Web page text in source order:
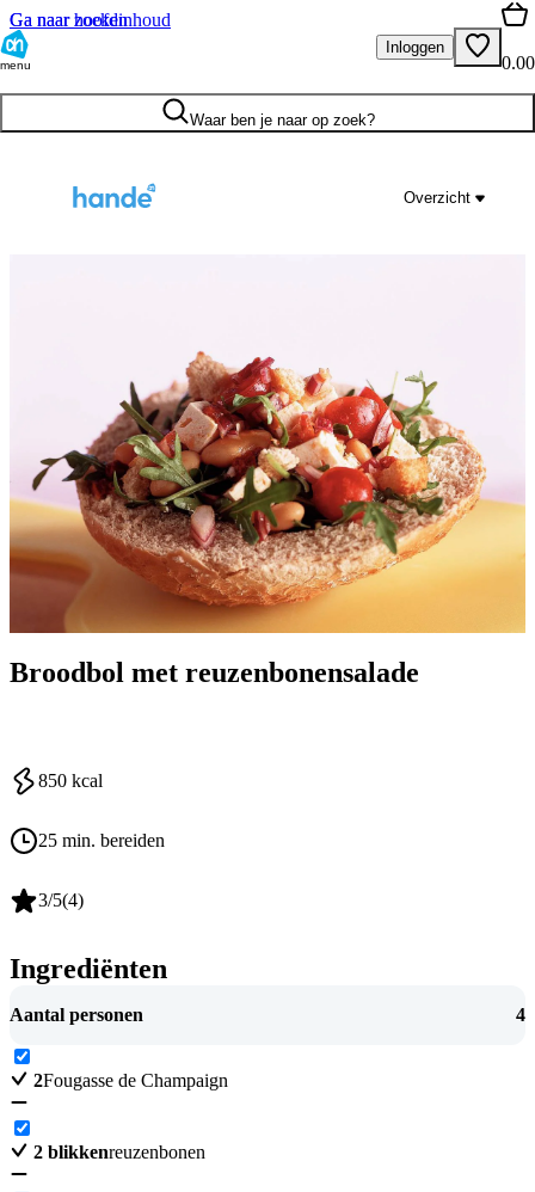
Ga naar hoofdinhoud
Ga naar zoeken
menu
Inloggen
0.00
Waar ben je naar op zoek?
Overzicht
Broodbol met reuzenbonensalade
850 kcal
25 min. bereiden
3/5(4)
Ingrediënten
Aantal personen 4
2Fougasse de Champaign
2 blikkenreuzenbonen